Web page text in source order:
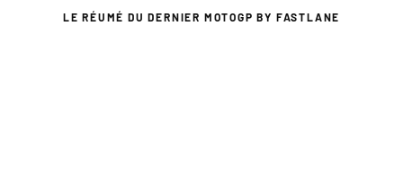
LE RÉUMÉ DU DERNIER MOTOGP BY FASTLANE